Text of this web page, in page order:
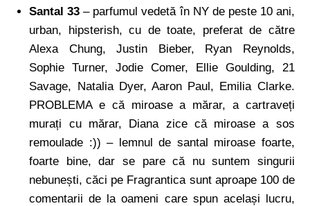
Santal 33 – parfumul vedetă în NY de peste 10 ani,
urban, hipsterish, cu de toate, preferat de către
Alexa Chung, Justin Bieber, Ryan Reynolds,
Sophie Turner, Jodie Comer, Ellie Goulding, 21
Savage, Natalia Dyer, Aaron Paul, Emilia Clarke.
PROBLEMA e că miroase a mărar, a cartraveți
murați cu mărar, Diana zice că miroase a sos
remoulade :)) – lemnul de santal miroase foarte,
foarte bine, dar se pare că nu suntem singurii
nebunești, căci pe Fragrantica sunt aproape 100 de
comentarii de la oameni care spun același lucru,